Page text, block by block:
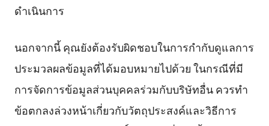
ดำเนินการ
นอกจากนี้ คุณยังต้องรับผิดชอบในการกำกับดูแลการ
ประมวลผลข้อมูลที่ได้มอบหมายไปด้วย ในกรณีที่มี
การจัดการข้อมูลส่วนบุคคลร่วมกับบริษัทอื่น ควรทำ
ข้อตกลงล่วงหน้าเกี่ยวกับวัตถุประสงค์และวิธีการ